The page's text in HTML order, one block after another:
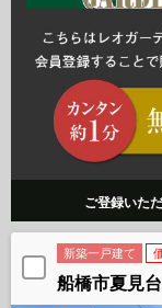
ご登録いた
新築一戸建て
船橋市夏見